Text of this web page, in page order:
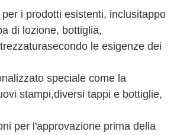
i prodotti esistenti, inclusitappo
di lozione, bottiglia,
secondo le esigenze dei
speciale come la
stampi,diversi tappi e bottiglie,
per l'approvazione prima della